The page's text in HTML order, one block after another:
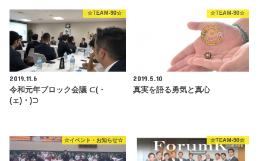
☆TEAM-90☆
2019.11.6
令和元年ブロック会議 ⊂(・
(ェ)・)⊃
☆TEAM-90☆
2019.5.10
真実を語る勇気と真心
☆イベント・お知らせ☆ ☆TEAM-90☆